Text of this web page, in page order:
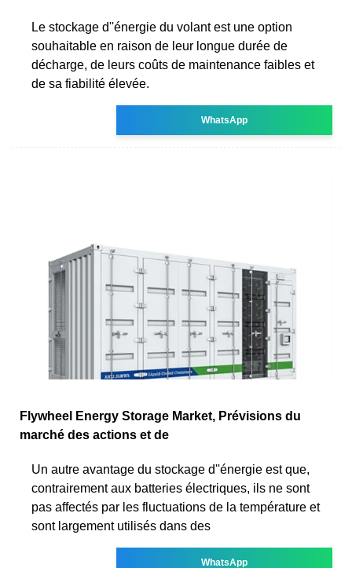
Le stockage d''énergie du volant est une option
souhaitable en raison de leur longue durée de
décharge, de leurs coûts de maintenance faibles et
de sa fiabilité élevée.
WhatsApp
Flywheel Energy Storage Market, Prévisions du
marché des actions et de
Un autre avantage du stockage d''énergie est que,
contrairement aux batteries électriques, ils ne sont
pas affectés par les fluctuations de la température et
sont largement utilisés dans des
WhatsApp